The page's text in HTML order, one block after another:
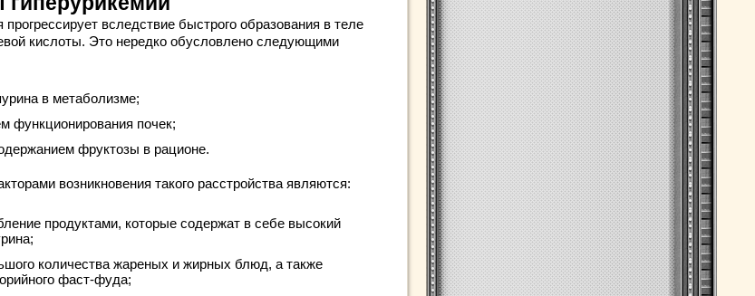
прогрессирует вследствие быстрого образования в теле
кислоты. Это нередко обусловлено следующими
в метаболизме;
функционирования почек;
фруктозы в рационе.
возникновения такого расстройства являются:
продуктами, которые содержат в себе высокий
количества жареных и жирных блюд, а также
фаст-фуда;